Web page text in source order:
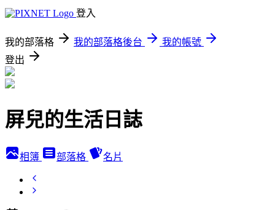
登入
我的部落格 我的部落格後台
我的帳號
登出
屏兒的生活日誌
相簿 部落格 名片